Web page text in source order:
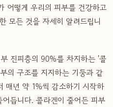
어떻게 우리의 피부를 건강하고
모든 것을 자세히 알려드립니
진피층의 90%를 차지하는 '콜
의 구조를 지지하는 기둥과 같
매년 약 1%씩 감소하기 시작하
듭니다. 콜라겐이 줄어든 피부